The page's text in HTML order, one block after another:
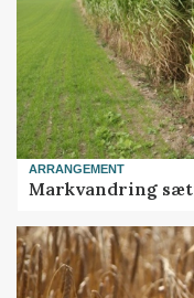
ARRANGEMENT
Markvandring